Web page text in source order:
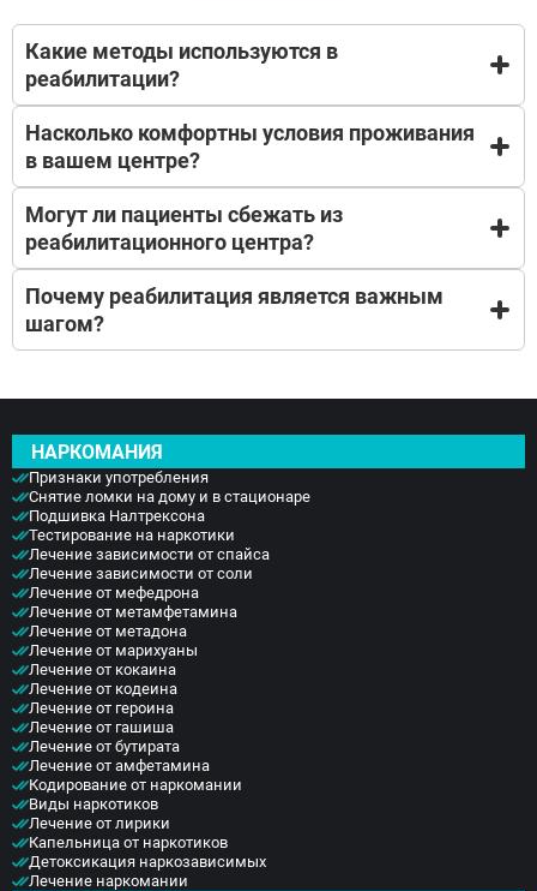
Какие методы используются в
реабилитации?
В основе нашей реабилитационной программы
лежит доказательная психотерапия и
модифицированная
программа «12 шагов»
. Пациенты учатся жить без ПАВ (психоактивных
веществ), прорабатывают психотравмы, меняют
круг общения и проходят этап
социальной адаптации
, чтобы успешно вернуться в общество.
Насколько комфортны условия проживания
в вашем центре?
Наш центр работает строго в правовом поле, наша
деятельность полностью прозрачна не
противоречит законодательству, познакомиться с
фотоматериалами Вы можете на сайте.
Могут ли пациенты сбежать из
реабилитационного центра?
Мы не удерживаем людей против их воли, наш
реабилитационный центр – это не режимное
учреждение. Большое время мы уделяем
Почему реабилитация является важным
шагом?
позволяет ему ресоциализироваться и закрепляет
эффект от лечения.
НАРКОМАНИЯ
Признаки употребления
Снятие ломки на дому и в стационаре
Подшивка Налтрексона
Тестирование на наркотики
Лечение зависимости от спайса
Лечение зависимости от соли
Лечение от мефедрона
Лечение от метамфетамина
Лечение от метадона
Лечение от марихуаны
Лечение от кокаина
Лечение от кодеина
Лечение от героина
Лечение от гашиша
Лечение от бутирата
Лечение от амфетамина
Кодирование от наркомании
Виды наркотиков
Лечение от лирики
Капельница от наркотиков
Детоксикация наркозависимых
Лечение наркомании